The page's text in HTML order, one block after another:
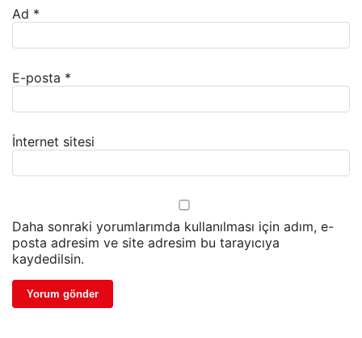
Ad *
E-posta *
İnternet sitesi
Daha sonraki yorumlarımda kullanılması için adım, e-
posta adresim ve site adresim bu tarayıcıya
kaydedilsin.